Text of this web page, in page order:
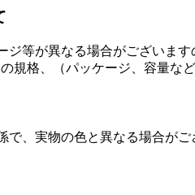
等が異なる場合がございます
規格、（パッケージ、容量な
、実物の色と異なる場合がご